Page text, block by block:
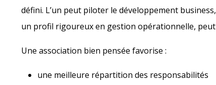
défini. L’un peut piloter le développement
un profil rigoureux en gestion opérationnelle,
Une association bien pensée favorise :
une meilleure répartition des responsabilités